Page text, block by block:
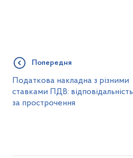
Попередня
Податкова накладна з різними
ставками ПДВ: відповідальність
за прострочення